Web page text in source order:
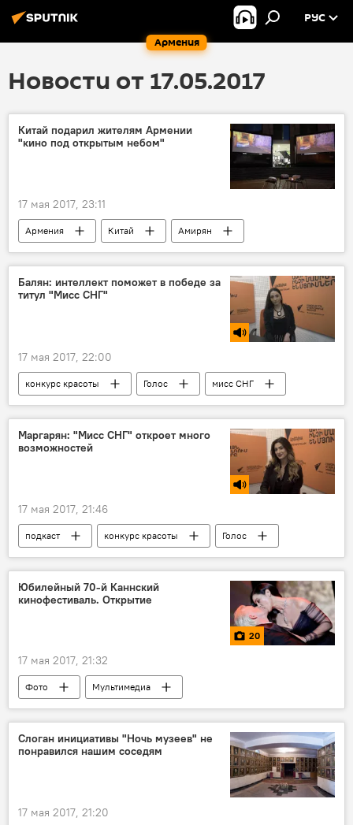
Армения
РУС
Новости от 17.05.2017
Китай подарил жителям Армении
"кино под открытым небом"
17 мая 2017, 23:11
Армения Китай
Амирян
Эрлун
передвижной кинотеатр
кино
Балян: интеллект поможет в победе за
титул "Мисс СНГ"
17 мая 2017, 22:00
конкурс красоты Голос мисс СНГ
Маргарян: "Мисс СНГ" откроет много
возможностей
17 мая 2017, 21:46
подкаст конкурс красоты Голос
Юбилейный 70-й Каннский
кинофестиваль. Открытие
20
17 мая 2017, 21:32
Фото Мультимедиа
Слоган инициативы "Ночь музеев" не
понравился нашим соседям
17 мая 2017, 21:20